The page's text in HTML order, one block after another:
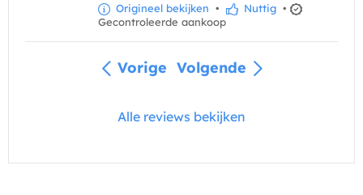
Origineel bekijken • Nuttig •
Gecontroleerde aankoop
Vorige Volgende
Alle reviews bekijken